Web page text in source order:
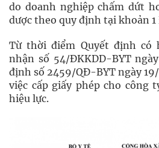
do doanh nghiệp chấm dứt
dược theo quy định tại khoản 1
Từ thời điểm Quyết định có
nhận số 54/ĐKKDD-BYT
định số 2459/QĐ-BYT ngày
việc cấp giấy phép cho công
hiệu lực.